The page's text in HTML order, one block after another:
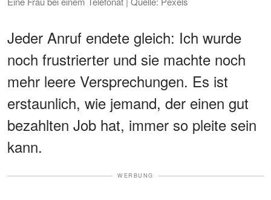
Jeder Anruf endete gleich: Ich wurde
noch frustrierter und sie machte noch
mehr leere Versprechungen. Es ist
erstaunlich, wie jemand, der einen gut
bezahlten Job hat, immer so pleite sein
kann.
WERBUNG